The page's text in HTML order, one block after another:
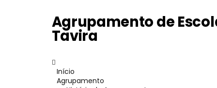
Agrupamento de
Tavira
Início
Agrupamento